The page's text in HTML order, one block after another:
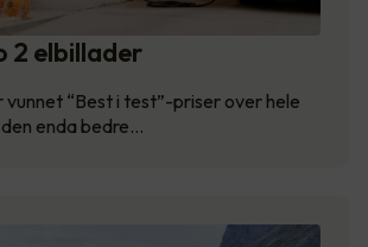
2 elbillader
vunnet “Best i test”-priser over hele
enda bedre…